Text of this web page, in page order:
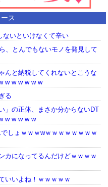
ス
ないといけなくて辛い
、とんでもないモノを発見して
んと納税してくれないとこうな
w w w w w w
る
」の正体、まさか分からないDT
w w w w w
しょｗｗｗwｗｗｗｗｗｗｗｗ
カになってるんだけどｗｗｗｗ
いいよね！ｗｗｗｗｗ